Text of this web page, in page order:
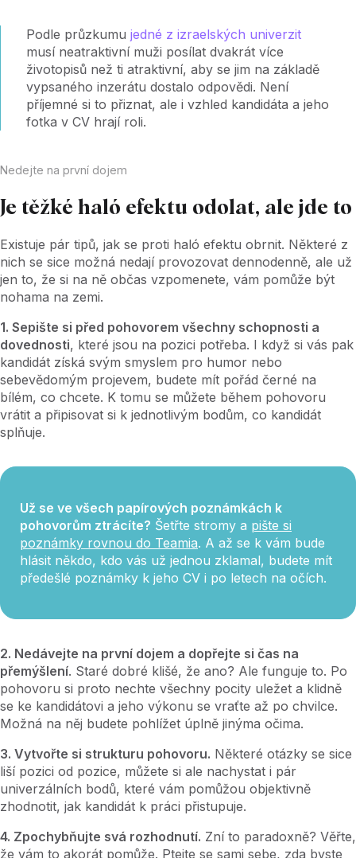
Podle průzkumu jedné z izraelských univerzit
musí neatraktivní muži posílat dvakrát více
životopisů než ti atraktivní, aby se jim na základě
vypsaného inzerátu dostalo odpovědi. Není
příjemné si to přiznat, ale i vzhled kandidáta a jeho
fotka v CV hrají roli.
Nedejte na první dojem
Je těžké haló efektu odolat, ale jde to
Existuje pár tipů, jak se proti haló efektu obrnit. Některé z
nich se sice možná nedají provozovat dennodenně, ale už
jen to, že si na ně občas vzpomenete, vám pomůže být
nohama na zemi.
1. Sepište si před pohovorem všechny schopnosti a
dovednosti, které jsou na pozici potřeba. I když si vás pak
kandidát získá svým smyslem pro humor nebo
sebevědomým projevem, budete mít pořád černé na
bílém, co chcete. K tomu se můžete během pohovoru
vrátit a připisovat si k jednotlivým bodům, co kandidát
splňuje.
Už se ve všech papírových poznámkách k
pohovorům ztrácíte? Šetřte stromy a pište si
poznámky rovnou do Teamia. A až se k vám bude
hlásit někdo, kdo vás už jednou zklamal, budete mít
předešlé poznámky k jeho CV i po letech na očích.
2. Nedávejte na první dojem a dopřejte si čas na
přemýšlení. Staré dobré klišé, že ano? Ale funguje to. Po
pohovoru si proto nechte všechny pocity uležet a klidně
se ke kandidátovi a jeho výkonu se vraťte až po chvilce.
Možná na něj budete pohlížet úplně jinýma očima.
3. Vytvořte si strukturu pohovoru. Některé otázky se sice
liší pozici od pozice, můžete si ale nachystat i pár
univerzálních bodů, které vám pomůžou objektivně
zhodnotit, jak kandidát k práci přistupuje.
4. Zpochybňujte svá rozhodnutí. Zní to paradoxně? Věřte,
že vám to akorát pomůže. Ptejte se sami sebe, zda byste